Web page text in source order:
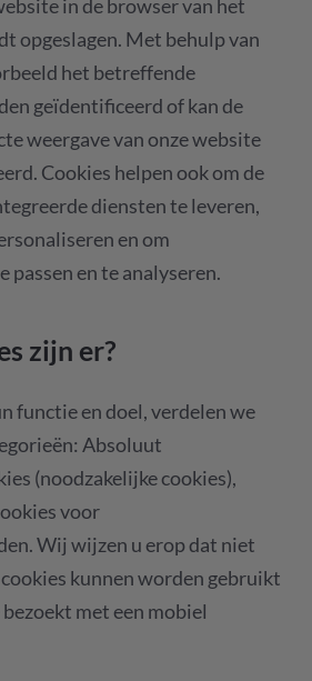
in de browser van het
opgeslagen. Met behulp van
het betreffende
geïdentificeerd of kan de
weergave van onze website
Cookies helpen ook om de
diensten te leveren,
en om
passen en te analyseren.
zijn er?
functie en doel, verdelen we
Absoluut
(noodzakelijke cookies),
voor
Wij wijzen u erop dat niet
kunnen worden gebruikt
met een mobiel